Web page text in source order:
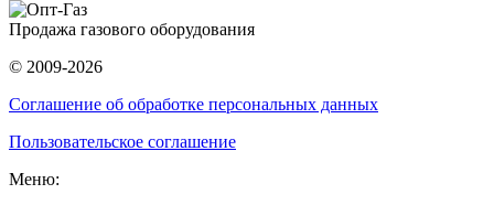
Продажа газового оборудования
© 2009-2026
Соглашение об обработке персональных данных
Пользовательское соглашение
Меню: